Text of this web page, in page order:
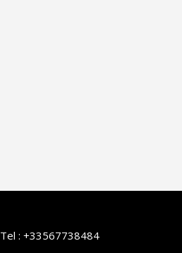
Tel : +33567738484